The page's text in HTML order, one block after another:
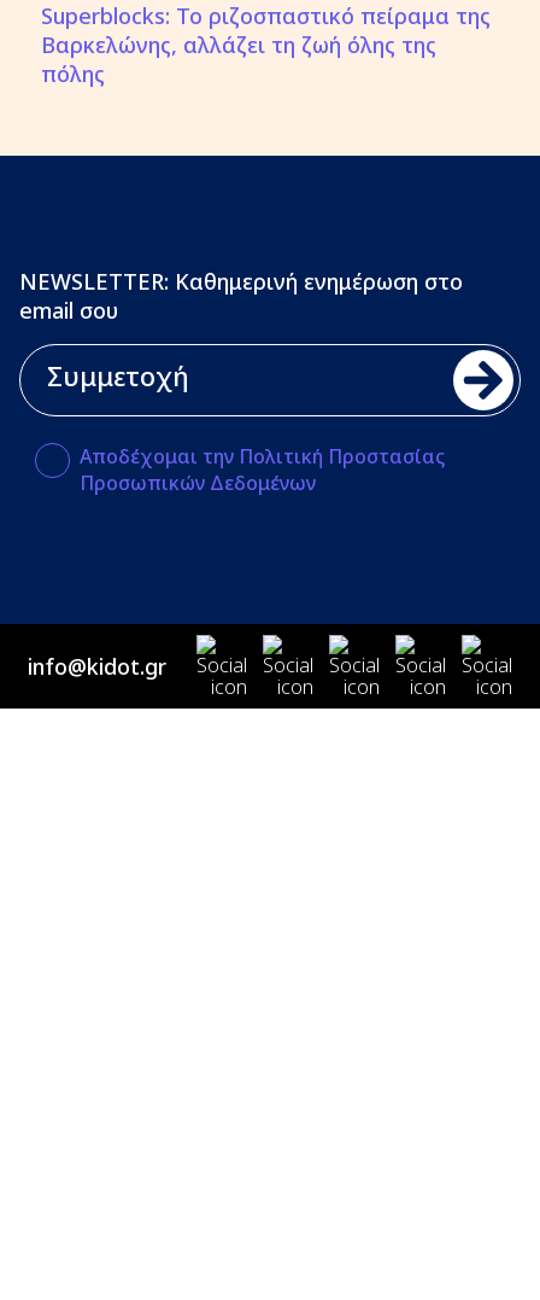
Superblocks: Το ριζοσπαστικό πείραμα της
Βαρκελώνης, αλλάζει τη ζωή όλης της
πόλης
NEWSLETTER: Καθημερινή ενημέρωση στο
email σου
Αποδέχομαι την Πολιτική Προστασίας
Προσωπικών Δεδομένων
info@kidot.gr